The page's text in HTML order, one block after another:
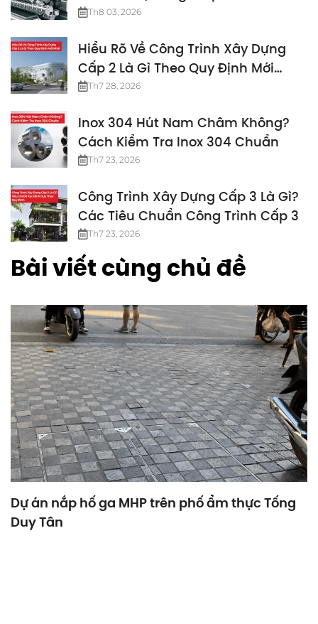
Th8 03, 2026
Hiểu Rõ Về Công Trình Xây Dựng
Cấp 2 Là Gì Theo Quy Định Mới
Nhất
Th7 28, 2026
Inox 304 Hút Nam Châm Không?
Cách Kiểm Tra Inox 304 Chuẩn
Th7 23, 2026
Công Trình Xây Dựng Cấp 3 Là Gì?
Các Tiêu Chuẩn Công Trình Cấp 3
Th7 23, 2026
Bài viết cùng chủ đề
Dự án nắp hố ga MHP trên phố ẩm thực Tống
Duy Tân